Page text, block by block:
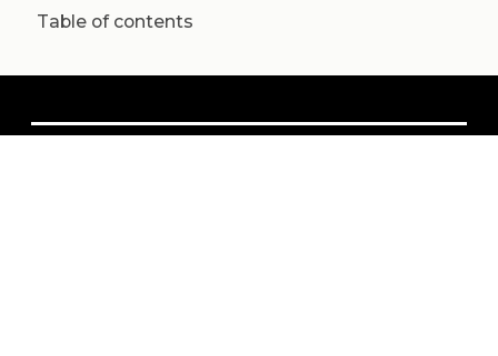
Table of contents